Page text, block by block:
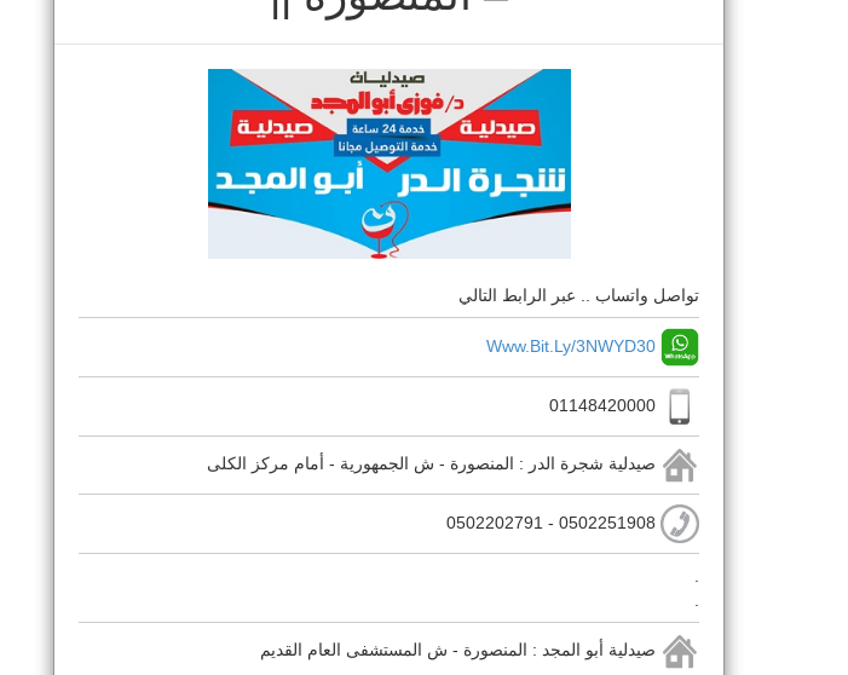
تواصل واتساب .. عبر الرابط التالي
Www.bit.ly/3NWYD30
صيدلية شجرة الدر : المنصورة - ش الجمهورية - أمام مركز الكلى
صيدلية أبو المجد : المنصورة - ش المستشفى العام القديم